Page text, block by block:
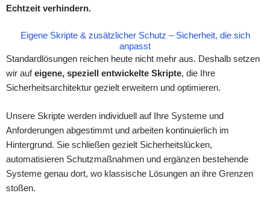
Echtzeit verhindern.
Eigene Skripte & zusätzlicher Schutz – Sicherheit, die sich
anpasst
Standardlösungen reichen heute nicht mehr aus. Deshalb setzen
wir aufeigene, speziell entwickelte Skripte, die Ihre
Sicherheitsarchitektur gezielt erweitern und optimieren.
Unsere Skripte werden individuell auf Ihre Systeme und
Anforderungen abgestimmt und arbeiten kontinuierlich im
Hintergrund. Sie schließen gezielt Sicherheitslücken,
automatisieren Schutzmaßnahmen und ergänzen bestehende
Systeme genau dort, wo klassische Lösungen an ihre Grenzen
stoßen.